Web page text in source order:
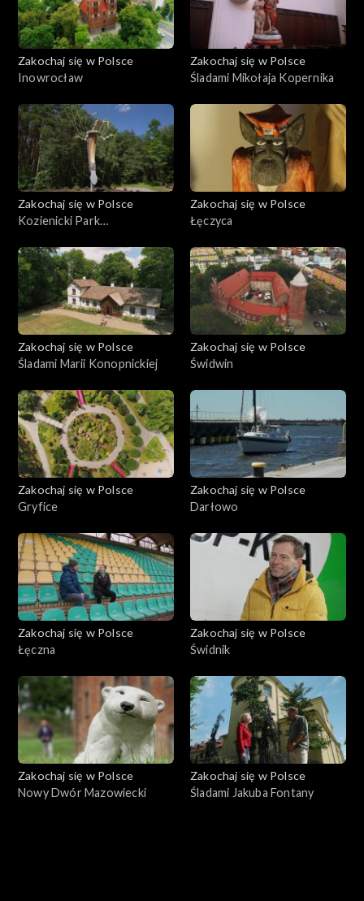
Zakochaj się w Polsce
Inowrocław
Zakochaj się w Polsce
Śladami Mikołaja Kopernika
Zakochaj się w Polsce
Kozienicki Park
Zakochaj się w Polsce
Łęczyca
Zakochaj się w Polsce
Śladami Marii Konopnickiej
Zakochaj się w Polsce
Świdwin
Zakochaj się w Polsce
Gryfice
Zakochaj się w Polsce
Darłowo
Zakochaj się w Polsce
Łęczna
Zakochaj się w Polsce
Świdnik
Zakochaj się w Polsce
Nowy Dwór Mazowiecki
Zakochaj się w Polsce
Śladami Jakuba Fontany